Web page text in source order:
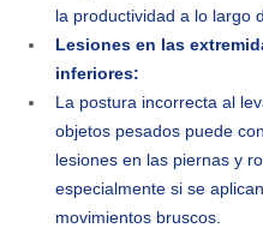
la productividad a lo largo
Lesiones en las
inferiores:
La postura incorrecta al
objetos pesados puede
lesiones en las piernas y
especialmente si se aplican
movimientos bruscos.